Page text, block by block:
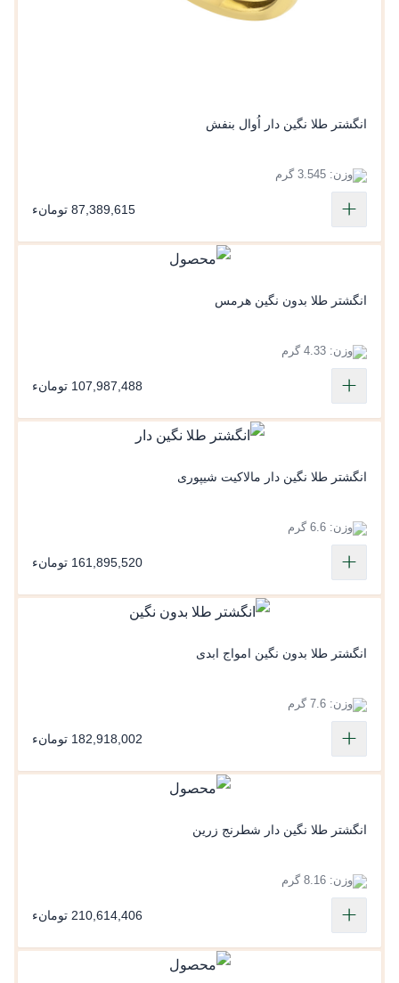
انگشتر طلا نگین دار اُوال بنفش
وزن: 3.545 گرم
87,389,615 تومانء
انگشتر طلا بدون نگین هرمس
وزن: 4.33 گرم
107,987,488 تومانء
انگشتر طلا نگین دار مالاکیت شیپوری
وزن: 6.6 گرم
161,895,520 تومانء
انگشتر طلا بدون نگین امواج ابدی
وزن: 7.6 گرم
182,918,002 تومانء
انگشتر طلا نگین دار شطرنج زرین
وزن: 8.16 گرم
210,614,406 تومانء